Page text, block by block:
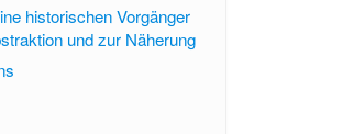
historischen Vorgänger
und zur Näherung